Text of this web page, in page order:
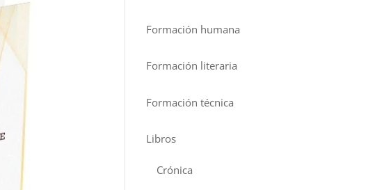
Formación humana
Formación literaria
Formación técnica
Libros
Crónica